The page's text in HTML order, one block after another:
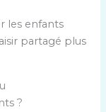
les enfants
partagé plus
?